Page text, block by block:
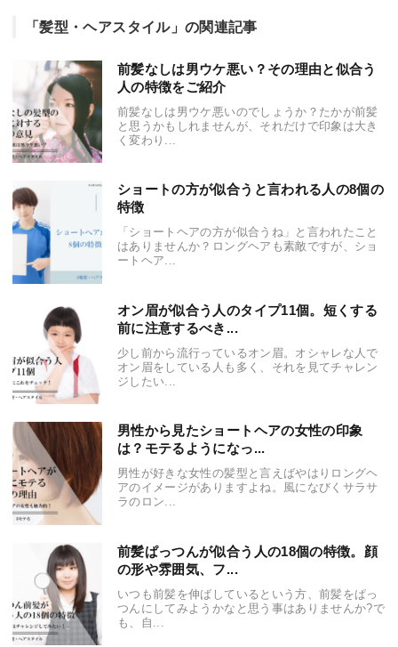
「髪型・ヘアスタイル」の関連記事
前髪なしは男ウケ悪い？その理由と似合う
人の特徴をご紹介
前髪なしは男ウケ悪いのでしょうか？たかが前髪
と思うかもしれませんが、それだけで印象は大き
く変わり...
ショートの方が似合うと言われる人の8個の
特徴
「ショートヘアの方が似合うね」と言われたこと
はありませんか？ロングヘアも素敵ですが、ショ
ートヘア...
オン眉が似合う人のタイプ11個。短くする
前に注意するべき...
少し前から流行っているオン眉。オシャレな人で
オン眉をしている人も多く、それを見てチャレン
ジしたい...
男性から見たショートヘアの女性の印象
は？モテるようになっ...
男性が好きな女性の髪型と言えばやはりロングヘ
アのイメージがありますよね。風になびくサラサ
ラのロン...
前髪ぱっつんが似合う人の18個の特徴。顔
の形や雰囲気、フ...
いつも前髪を伸ばしているという方、前髪をぱっ
つんにしてみようかなと思う事はありませんか?で
も、自...